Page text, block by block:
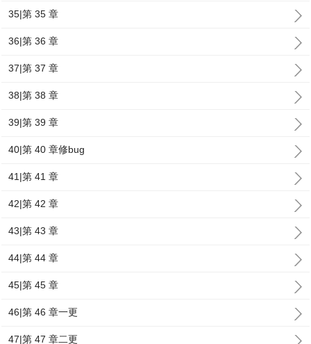
35|第 35 章
36|第 36 章
37|第 37 章
38|第 38 章
39|第 39 章
40|第 40 章修bug
41|第 41 章
42|第 42 章
43|第 43 章
44|第 44 章
45|第 45 章
46|第 46 章一更
47|第 47 章二更